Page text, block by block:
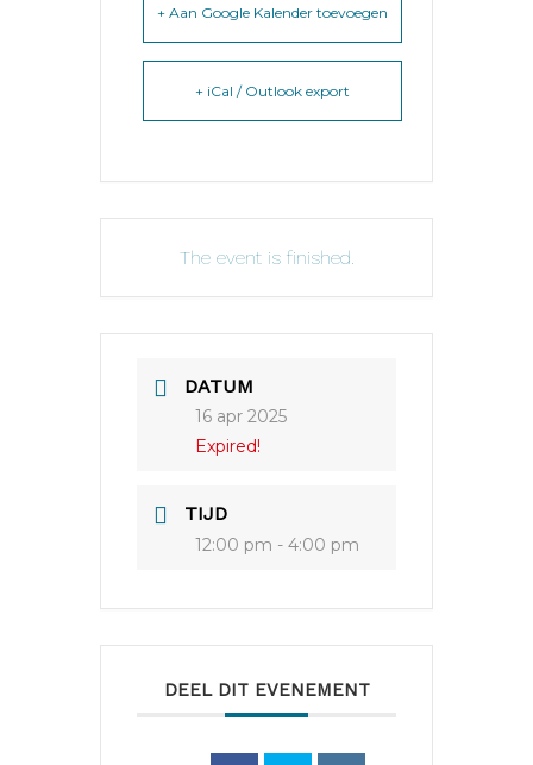
+ Aan Google Kalender toevoegen
+ iCal / Outlook export
The event is finished.
DATUM
16 apr 2025
Expired!
TIJD
12:00 pm - 4:00 pm
DEEL DIT EVENEMENT